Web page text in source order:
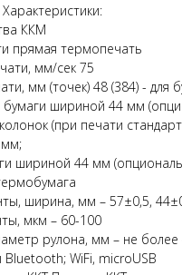
ККМ
прямая термопечать
мм/сек 75
мм (точек) 48 (384) -
бумаги шириной 44 мм
(при печати
шириной 44 мм
ширина, мм – 57±0,5,
мкм – 60-100
рулона, мм – не более
WiFi, microUSB